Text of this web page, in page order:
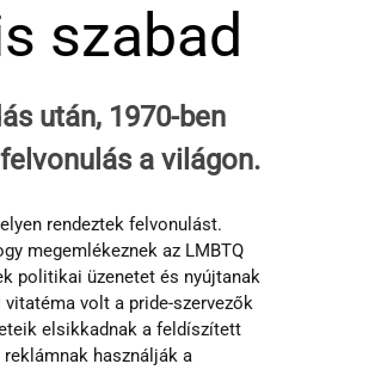
szabad
után, 1970-ben
a világon.
rendeztek felvonulást.
megemlékeznek az LMBTQ
politikai üzenetet és nyújtanak
volt a pride-szervezők
elsikkadnak a feldíszített
használják a